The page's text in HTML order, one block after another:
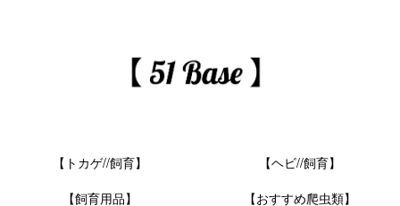
【トカゲ//飼育】
【ヘビ//飼育】
【飼育用品】
【おすすめ爬虫類】